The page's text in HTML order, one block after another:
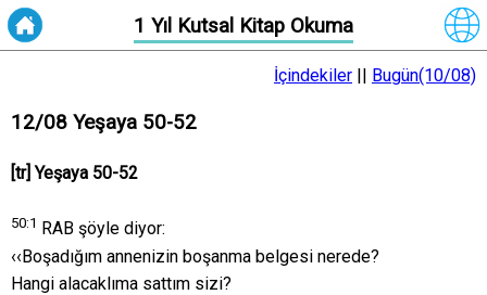
1 Yıl Kutsal Kitap Okuma
İçindekiler || Bugün(10/08)
12/08 Yeşaya 50-52
[tr] Yeşaya 50-52
50:1 RAB şöyle diyor:
‹‹Boşadığım annenizin boşanma belgesi nerede?
Hangi alacaklıma sattım sizi?